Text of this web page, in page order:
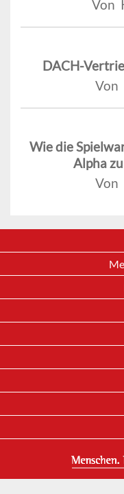
Von
DACH-
Von
Wie die
Alpha
Von